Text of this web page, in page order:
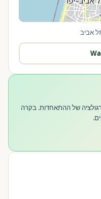
של ההתאחדות. בקרה